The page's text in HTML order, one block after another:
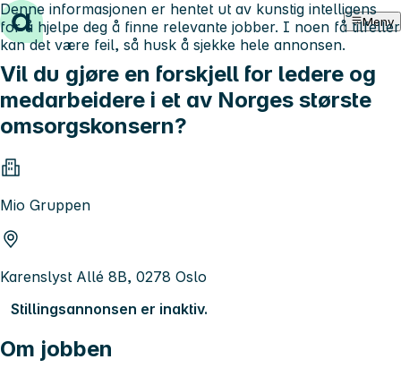
Hopp til innhold Meny
Vil du gjøre en forskjell for ledere og
medarbeidere i et av Norges største
omsorgskonsern?
Mio Gruppen
Karenslyst Allé 8B, 0278 Oslo
Stillingsannonsen er inaktiv.
Om jobben
Denne informasjonen er hentet ut av kunstig intelligens
for å hjelpe deg å finne relevante jobber. I noen få tilfeller
kan det være feil, så husk å sjekke hele annonsen.